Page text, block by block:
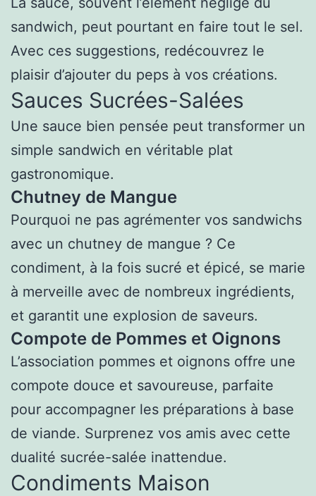
sandwich, peut pourtant en faire tout le sel.
Avec ces suggestions, redécouvrez le
plaisir d’ajouter du peps à vos créations.
Sauces Sucrées-Salées
Une sauce bien pensée peut transformer un
simple sandwich en véritable plat
gastronomique.
Chutney de Mangue
Pourquoi ne pas agrémenter vos sandwichs
avec un chutney de mangue ? Ce
condiment, à la fois sucré et épicé, se marie
à merveille avec de nombreux ingrédients,
et garantit une explosion de saveurs.
Compote de Pommes et Oignons
L’association pommes et oignons offre une
compote douce et savoureuse, parfaite
pour accompagner les préparations à base
de viande. Surprenez vos amis avec cette
dualité sucrée-salée inattendue.
Condiments Maison